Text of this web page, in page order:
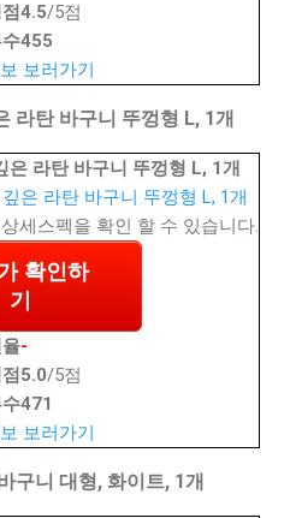
4.5/5점
455
보러가기
라탄 바구니 뚜껑형 L, 1개
은 라탄 바구니 뚜껑형 L, 1개
세스펙을 확인 할 수 있습니다.
확인하
기
-
5.0/5점
471
보러가기
구니 대형, 화이트, 1개